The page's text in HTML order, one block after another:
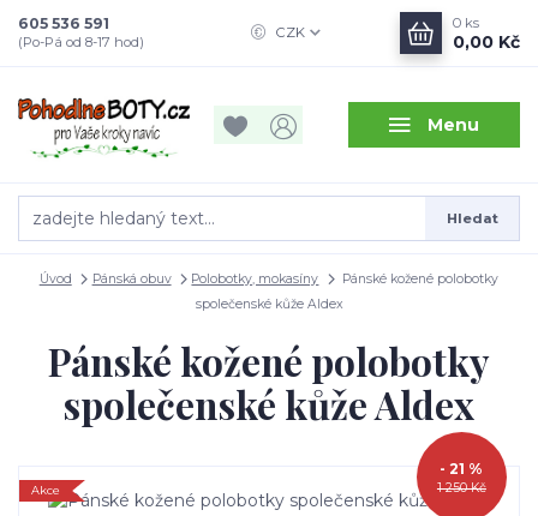
Menu
CZK
Hledat
605 536 591
(Po-Pá od 8-17 hod)
0 ks
0,00 Kč
Úvod Pánská obuv Polobotky, mokasíny
Pánské kožené polobotky
společenské kůže Aldex
Pánské kožené polobotky
společenské kůže Aldex
Akce 1 250 Kč
- 21 %